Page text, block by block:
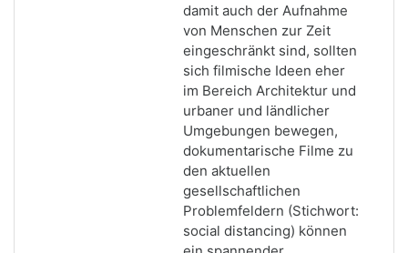
damit auch der Aufnahme
von Menschen zur Zeit
eingeschränkt sind, sollten
sich filmische Ideen eher
im Bereich Architektur und
urbaner und ländlicher
Umgebungen bewegen,
dokumentarische Filme zu
den aktuellen
gesellschaftlichen
Problemfeldern (Stichwort:
social distancing) können